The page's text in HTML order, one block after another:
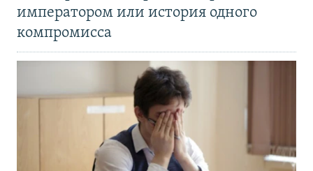
императором или история одного
компромисса